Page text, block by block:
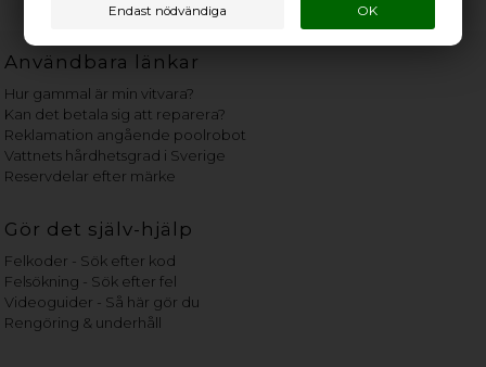
Användbara länkar
Hur gammal är min vitvara?
Kan det betala sig att reparera?
Reklamation angående poolrobot
Vattnets hårdhetsgrad i Sverige
Reservdelar efter märke
Gör det själv-hjälp
Felkoder - Sök efter kod
Felsökning - Sök efter fel
Videoguider - Så här gör du
Rengöring & underhåll